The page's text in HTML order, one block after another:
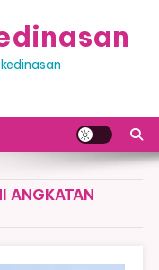
ANGKATAN